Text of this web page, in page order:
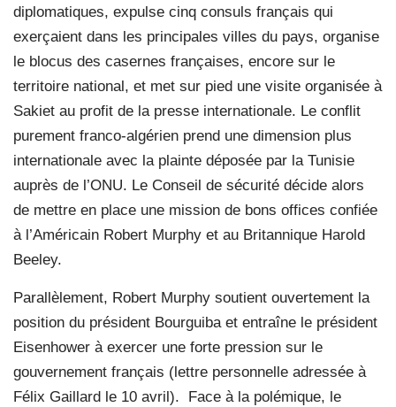
diplomatiques, expulse cinq consuls français qui
exerçaient dans les principales villes du pays, organise
le blocus des casernes françaises, encore sur le
territoire national, et met sur pied une visite organisée à
Sakiet au profit de la presse internationale. Le conflit
purement franco-algérien prend une dimension plus
internationale avec la plainte déposée par la Tunisie
auprès de l’ONU. Le Conseil de sécurité décide alors
de mettre en place une mission de bons offices confiée
à l’Américain Robert Murphy et au Britannique Harold
Beeley.
Parallèlement, Robert Murphy soutient ouvertement la
position du président Bourguiba et entraîne le président
Eisenhower à exercer une forte pression sur le
gouvernement français (lettre personnelle adressée à
Félix Gaillard le 10 avril).
Face à la polémique, le